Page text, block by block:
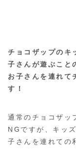
チョコザップのキ
子さんが遊ぶこと
お子さんを連れて
す！
通常のチョコザッ
NGですが、キッ
子さんを連れての